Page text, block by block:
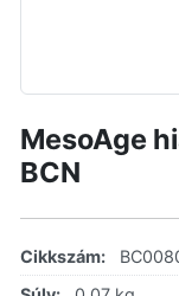
MesoAge
BCN
Cikkszám: